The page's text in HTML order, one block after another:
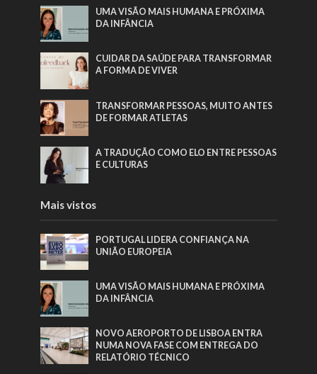
UMA VISÃO MAIS HUMANA E PRÓXIMA
DA INFÂNCIA
CUIDAR DA SAÚDE PARA TRANSFORMAR
A FORMA DE VIVER
TRANSFORMAR PESSOAS, MUITO ANTES
DE FORMAR ATLETAS
A TRADUÇÃO COMO ELO ENTRE PESSOAS
E CULTURAS
Mais vistos
PORTUGAL LIDERA CONFIANÇA NA
UNIÃO EUROPEIA
UMA VISÃO MAIS HUMANA E PRÓXIMA
DA INFÂNCIA
NOVO AEROPORTO DE LISBOA ENTRA
NUMA NOVA FASE COM ENTREGA DO
RELATÓRIO TÉCNICO